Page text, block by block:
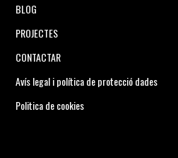
BLOG
PROJECTES
CONTACTAR
Avís legal i política de protecció dades
Politica de cookies